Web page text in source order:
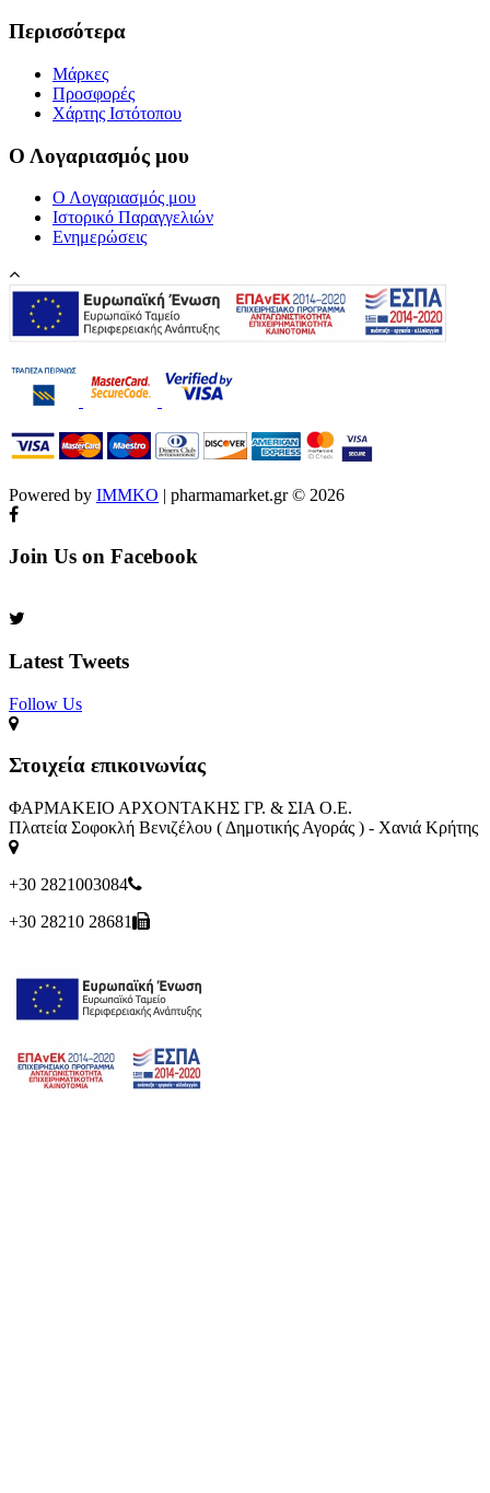
Περισσότερα
Μάρκες
Προσφορές
Χάρτης Ιστότοπου
Ο Λογαριασμός μου
Ο Λογαριασμός μου
Ιστορικό Παραγγελιών
Ενημερώσεις
Powered by IMMKO | pharmamarket.gr © 2026
Join Us on Facebook
Latest Tweets
Follow Us​
Στοιχεία επικοινωνίας
ΦΑΡΜΑΚΕΙΟ ΑΡΧΟΝΤΑΚΗΣ ΓΡ. & ΣΙΑ Ο.Ε.
Πλατεία Σοφοκλή Βενιζέλου ( Δημοτικής Αγοράς ) - Χανιά Κρήτης
+30 2821003084
+30 28210 28681